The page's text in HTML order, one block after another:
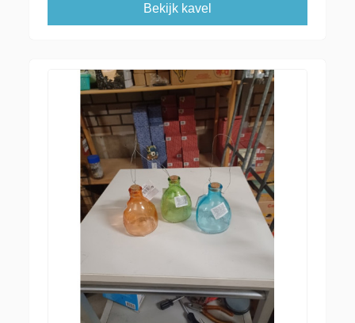
Bekijk kavel